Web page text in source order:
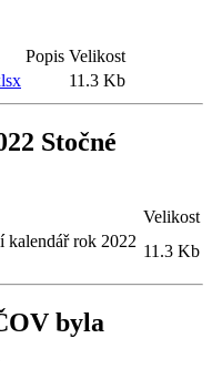
Popis Velikost
11.3 Kb
Stočné
Velikost
kalendář rok 2022
11.3 Kb
byla